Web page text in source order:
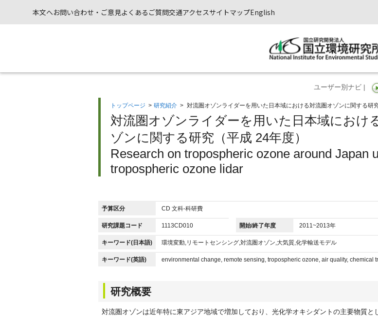
本文へお問い合わせ・ご意見よくあるご質問交通アクセスサイトマップEnglish
ユーザー別ナビ |
トップページ > 研究紹介 > 対流圏オゾンライダーを用いた日本域における対流圏オゾンに関する研
対流圏オゾンライダーを用いた日本域におけ
ゾンに関する研究（平成 24年度）
Research on tropospheric ozone around Japan
tropospheric ozone lidar
予算区分 CD 文科-科研費
研究課題コード 1113CD010 開始/終了年度 2011~2013年
キーワード(日本語) 環境変動,リモートセンシング,対流圏オゾン,大気質,化学輸送モデル
キーワード(英語) environmental change, remote sensing, tropospheric ozone, air quality, chemical
研究概要
対流圏オゾンは近年特に東アジア地域で増加しており、光化学オキシダントの主要物質と